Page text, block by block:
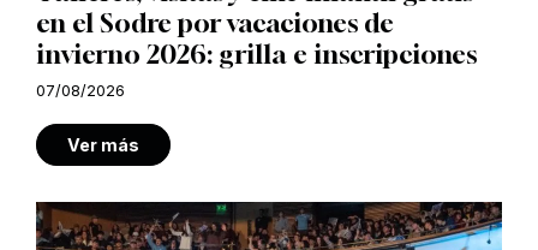
en el Sodre por vacaciones de
invierno 2026: grilla e inscripciones
07/08/2026
Ver más